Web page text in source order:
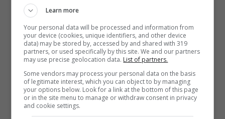
c’è la concorrenza di una big di Premier League
da battere.
Learn more
Your personal data will be processed and information from
your device (cookies, unique identifiers, and other device
data) may be stored by, accessed by and shared with 319
partners, or used specifically by this site. We and our partners
may use precise geolocation data. List of partners.
Some vendors may process your personal data on the basis
of legitimate interest, which you can object to by managing
your options below. Look for a link at the bottom of this page
or in the site menu to manage or withdraw consent in privacy
and cookie settings.